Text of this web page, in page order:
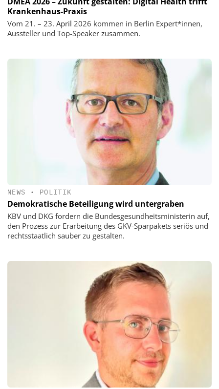
Krankenhaus-Praxis
Vom 21. – 23. April 2026 kommen in Berlin Expert*innen,
Aussteller und Top-Speaker zusammen.
NEWS • POLITIK
Demokratische Beteiligung wird untergraben
KBV und DKG fordern die Bundesgesundheitsministerin auf,
den Prozess zur Erarbeitung des GKV-Sparpakets seriös und
rechtsstaatlich sauber zu gestalten.